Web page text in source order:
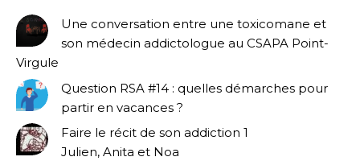
Une conversation entre une toxicomane et
son médecin addictologue au CSAPA Point-
Virgule
Question RSA #14 : quelles démarches pour
partir en vacances ?
Faire le récit de son addiction 1
Julien, Anita et Noa